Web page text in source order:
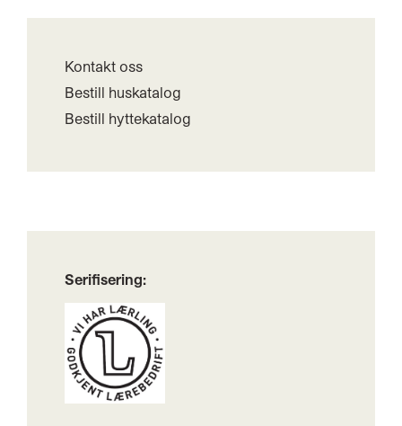
Kontakt oss
Bestill huskatalog
Bestill hyttekatalog
Serifisering: